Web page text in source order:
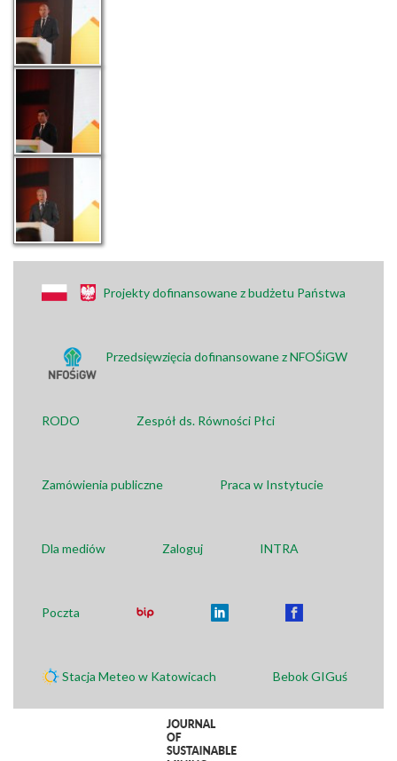
Projekty dofinansowane z budżetu Państwa
Przedsięwzięcia dofinansowane z NFOŚiGW
RODO Zespół ds. Równości Płci
Zamówienia publiczne Praca w Instytucie
Dla mediów Zaloguj INTRA
Poczta
Stacja Meteo w Katowicach Bebok GIGuś